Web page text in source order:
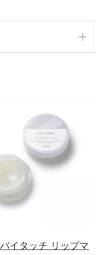
イタッチ リップマ